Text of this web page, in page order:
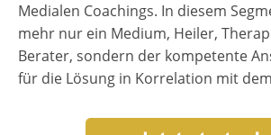
Medialen Coachings. In diesem
mehr nur ein Medium, Heiler,
Berater, sondern der kompetente
für die Lösung in Korrelation mit